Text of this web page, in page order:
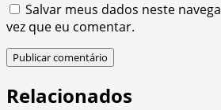
Salvar meus dados neste
vez que eu comentar.
Relacionados